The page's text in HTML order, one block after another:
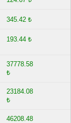
345.42 ₺
193.44 ₺
37778.58
₺
23184.08
₺
46208.48